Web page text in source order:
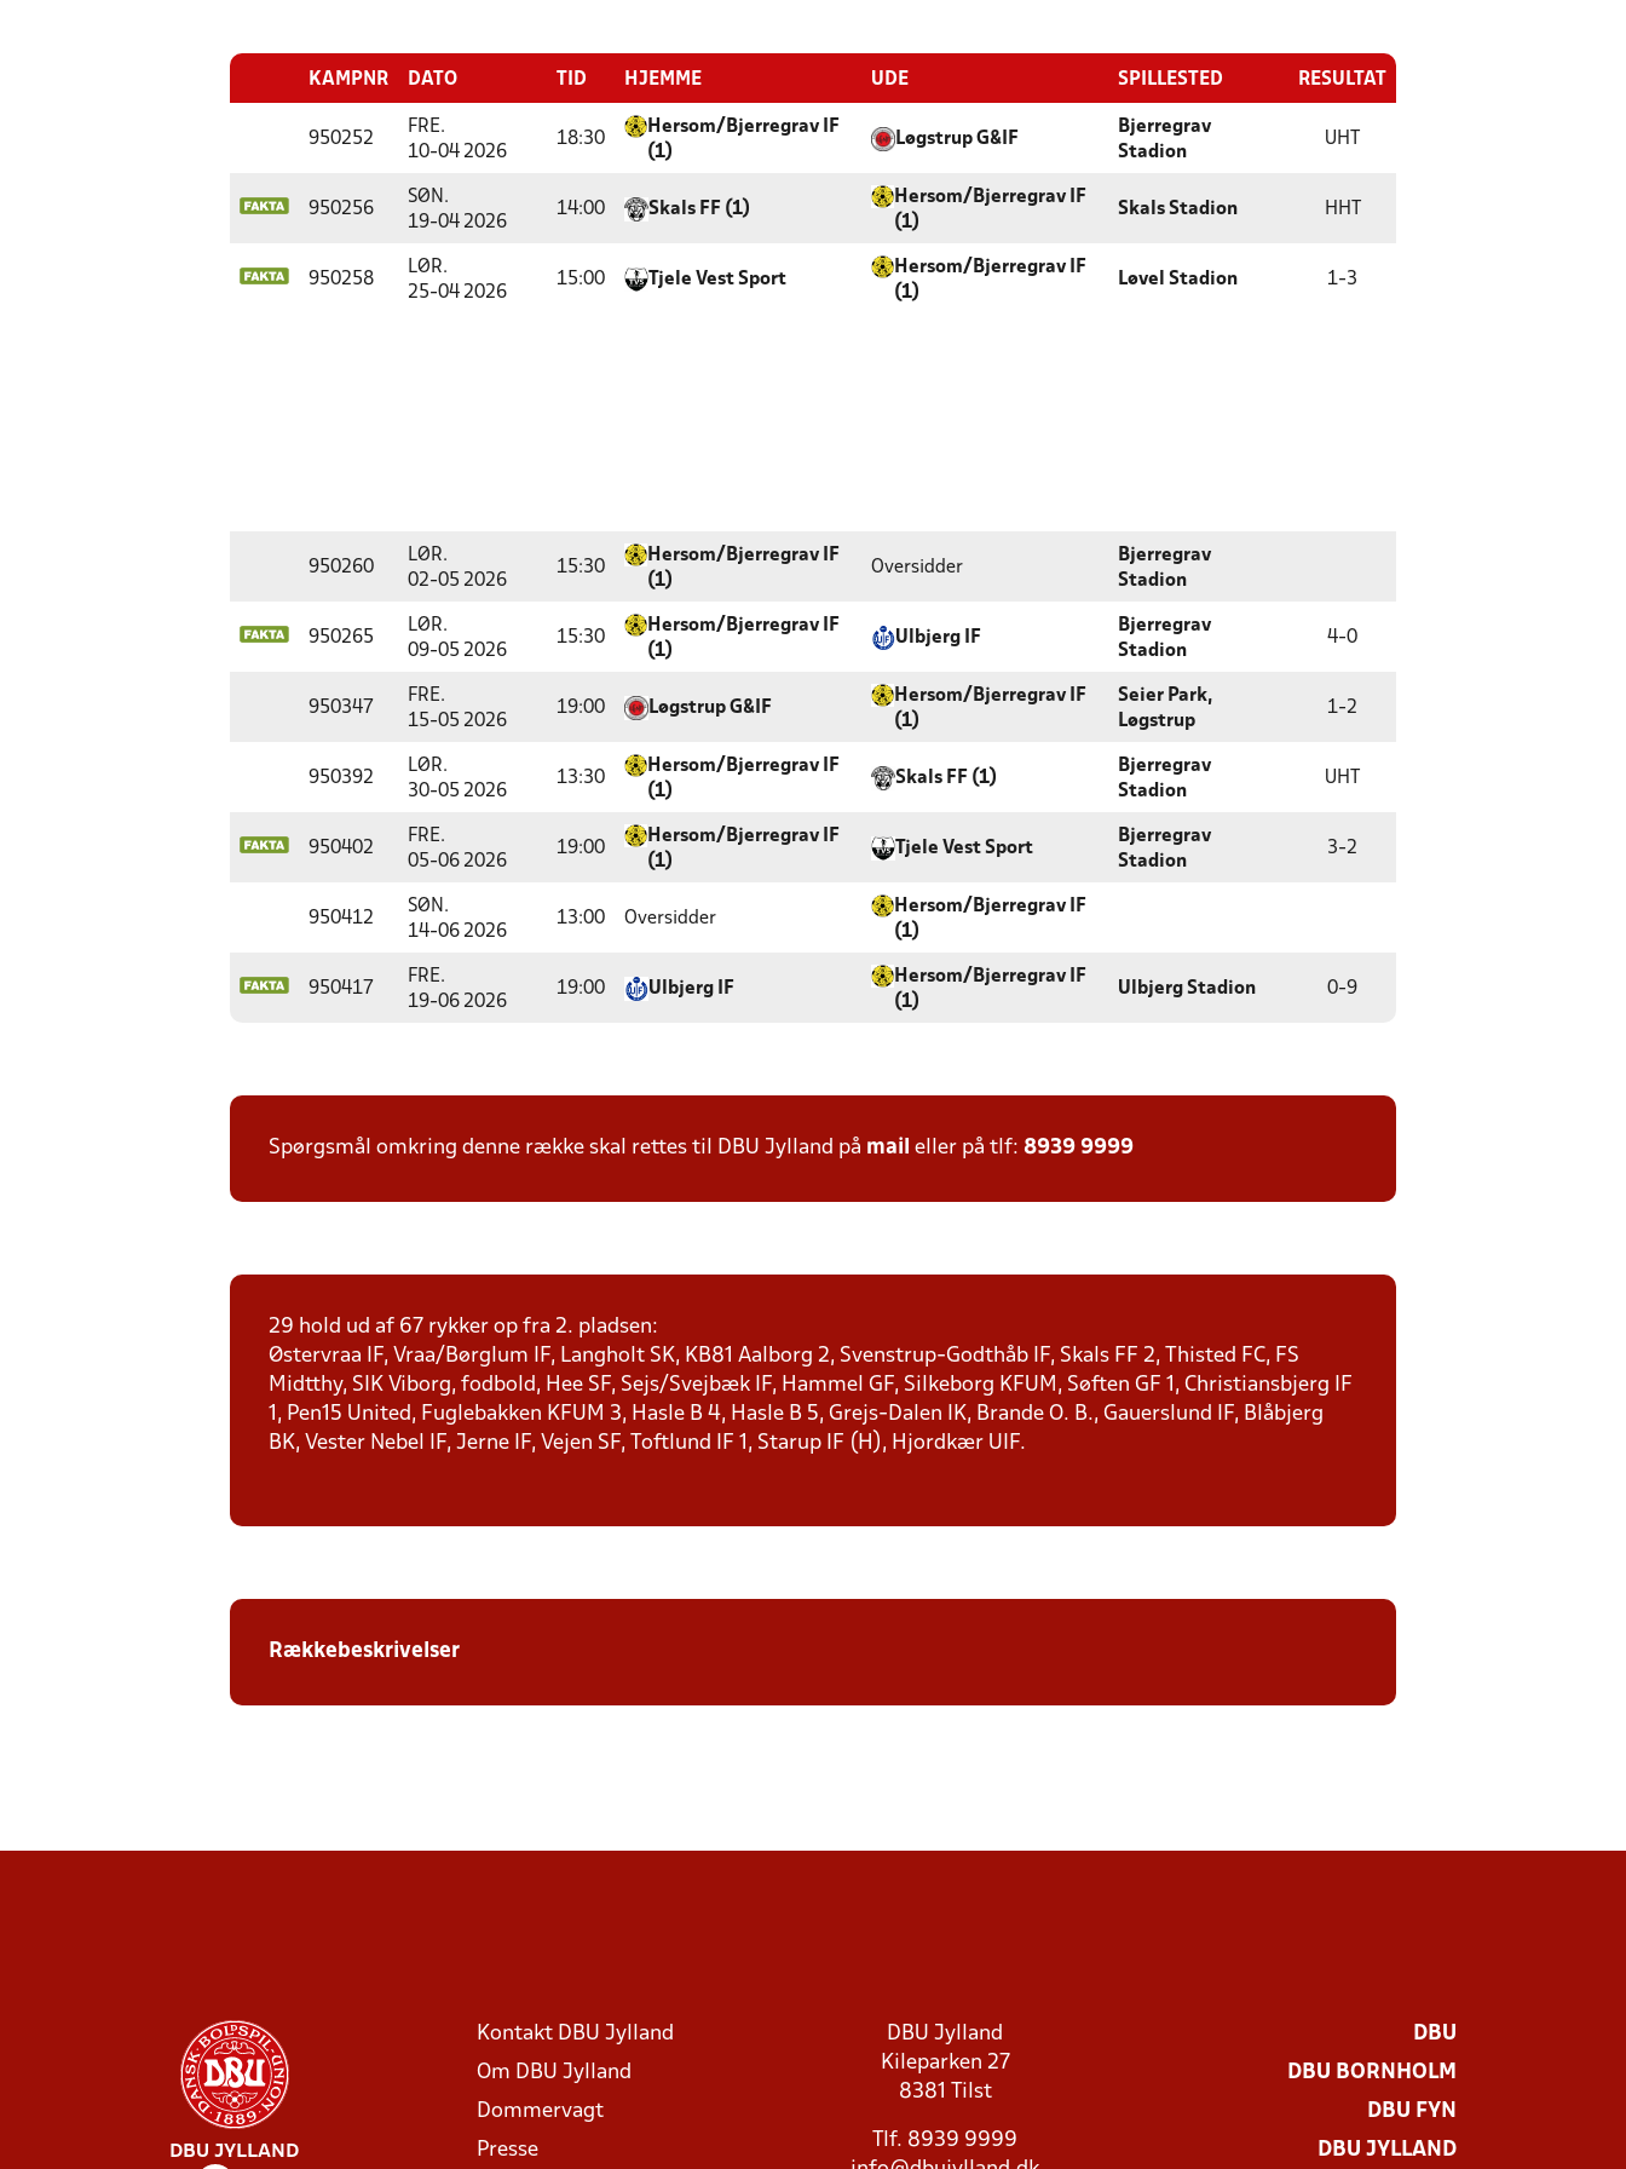
KAMPNR DATO TID HJEMME UDE SPILLESTED RESULTAT
950252
FRE.
10-04 2026
18:30
Hersom/Bjerregrav IF
(1)
Løgstrup G&IF
Bjerregrav
Stadion
UHT
950256
SØN.
19-04 2026
14:00 Skals FF (1)
Hersom/Bjerregrav IF
(1)
Skals Stadion HHT
950258
LØR.
25-04 2026
15:00 Tjele Vest Sport
Hersom/Bjerregrav IF
(1)
Løvel Stadion 1-3
950260
LØR.
02-05 2026
15:30
Hersom/Bjerregrav IF
(1)
Oversidder
Bjerregrav
Stadion
950265
LØR.
09-05 2026
15:30
Hersom/Bjerregrav IF
(1)
Ulbjerg IF
Bjerregrav
Stadion
4-0
950347
FRE.
15-05 2026
19:00 Løgstrup G&IF
Hersom/Bjerregrav IF
(1)
Seier Park,
Løgstrup
1-2
950392
LØR.
30-05 2026
13:30
Hersom/Bjerregrav IF
(1)
Skals FF (1)
Bjerregrav
Stadion
UHT
950402
FRE.
05-06 2026
19:00
Hersom/Bjerregrav IF
(1)
Tjele Vest Sport
Bjerregrav
Stadion
3-2
950412
SØN.
14-06 2026
13:00 Oversidder
Hersom/Bjerregrav IF
(1)
950417
FRE.
19-06 2026
19:00 Ulbjerg IF
Hersom/Bjerregrav IF
(1)
Ulbjerg Stadion 0-9
Spørgsmål omkring denne række skal rettes til DBU Jylland på mail eller på tlf: 8939 9999
29 hold ud af 67 rykker op fra 2. pladsen:
Østervraa IF, Vraa/Børglum IF, Langholt SK, KB81 Aalborg 2, Svenstrup-Godthåb IF, Skals FF 2, Thisted FC, FS
Midtthy, SIK Viborg, fodbold, Hee SF, Sejs/Svejbæk IF, Hammel GF, Silkeborg KFUM, Søften GF 1, Christiansbjerg IF
1, Pen15 United, Fuglebakken KFUM 3, Hasle B 4, Hasle B 5, Grejs-Dalen IK, Brande O. B., Gauerslund IF, Blåbjerg
BK, Vester Nebel IF, Jerne IF, Vejen SF, Toftlund IF 1, Starup IF (H), Hjordkær UIF.
Rækkebeskrivelser
DBU JYLLAND
Kontakt DBU Jylland
Om DBU Jylland
Dommervagt
Presse
DBU Jylland
Kileparken 27
8381 Tilst
Tlf. 8939 9999
DBU
DBU BORNHOLM
DBU FYN
DBU JYLLAND